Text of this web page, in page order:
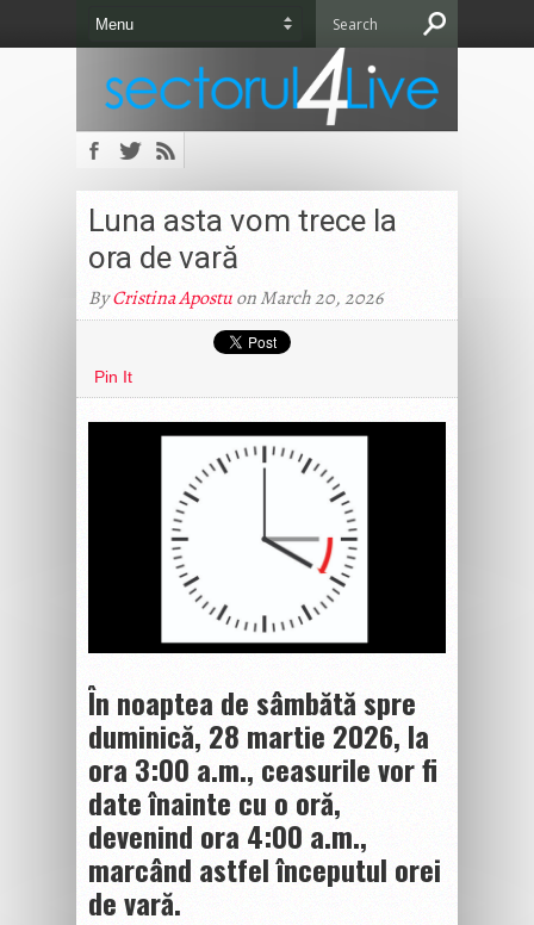
Luna asta vom trece la
ora de vară
ByCristina Apostuon March 20, 2026
Pin It
În noaptea de sâmbătă spre
duminică, 28 martie 2026, la
ora 3:00 a.m., ceasurile vor fi
date înainte cu o oră,
devenind ora 4:00 a.m.,
marcând astfel începutul orei
de vară.